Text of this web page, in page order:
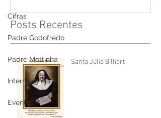
Cifras
Padre Godofredo
Padre Mottinha
Interno Igreja
Eventos
Posts Recentes
Santa Júlia Billiart